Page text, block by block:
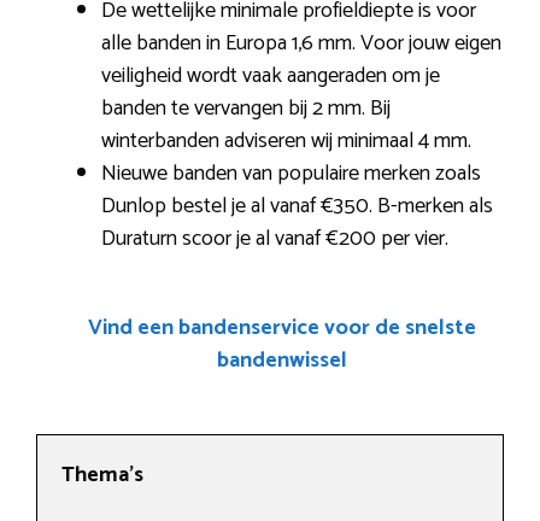
De wettelijke minimale profieldiepte is voor
alle banden in Europa 1,6 mm. Voor jouw eigen
veiligheid wordt vaak aangeraden om je
banden te vervangen bij 2 mm. Bij
winterbanden adviseren wij minimaal 4 mm.
Nieuwe banden van populaire merken zoals
Dunlop bestel je al vanaf €350. B-merken als
Duraturn scoor je al vanaf €200 per vier.
Vind een bandenservice voor de snelste
bandenwissel
Thema’s